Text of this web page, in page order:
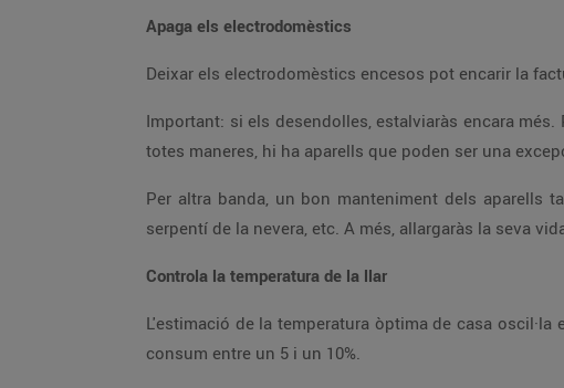
Apaga els electrodomèstics
Important: si els desendolles, estalviaràs encara més. Per això et recomanem fer servir lladres que permeten desconnectar diversos endolls a la vegada. De
Per altra banda, un bon manteniment dels aparells també ajuda a estalviar més. Per exemple, mantenint nets els filtres de l'aire condicionat, netejant el
serpentí de la nevera, etc. A més, allargaràs la
Controla la temperatura de la llar
L'estimació de la temperatura òptima de casa oscil·la entre 19 ºC i 21 ºC a l'hivern i entre 24 ºC i 26 ºC a l'estiu. Si incrementes la temperatura, augmenta el
consum entre un 5 i un 10%.